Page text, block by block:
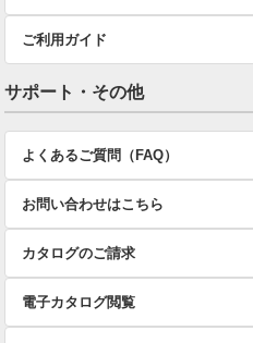
ご利用ガイド
サポート・その他
よくあるご質問（FAQ）
お問い合わせはこちら
カタログのご請求
電子カタログ閲覧